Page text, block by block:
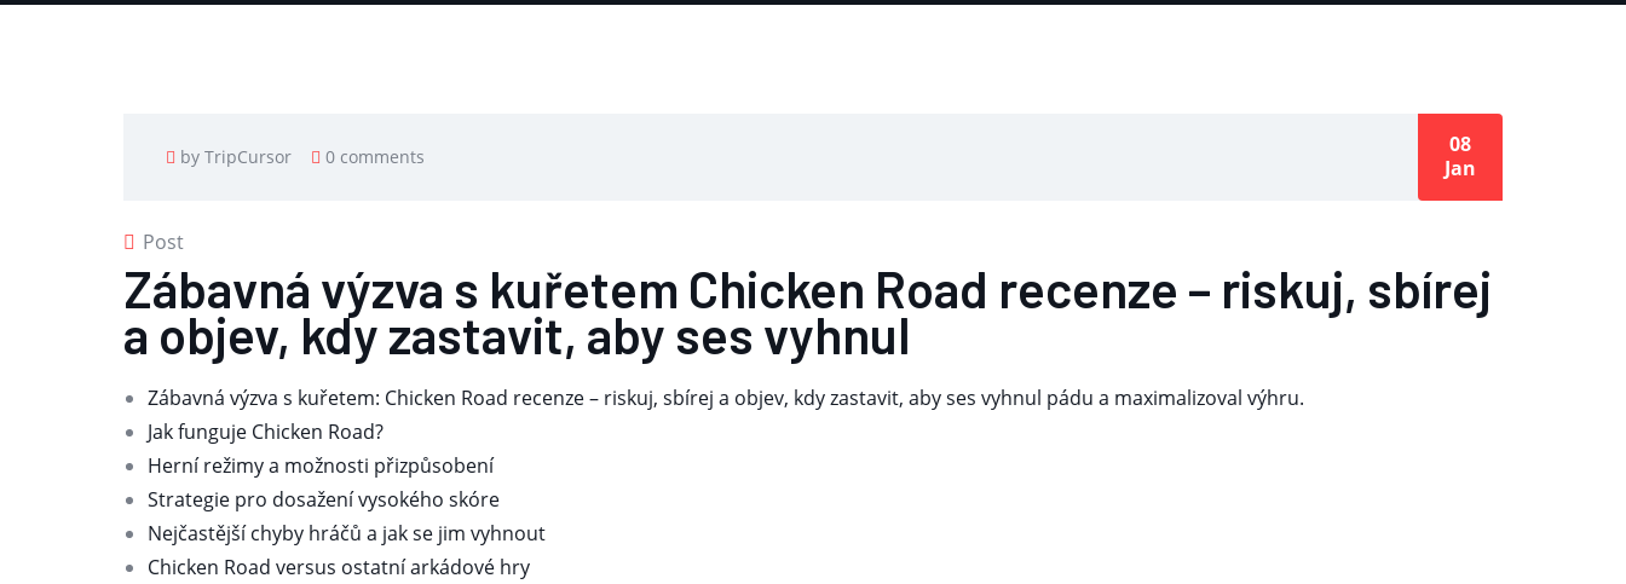
by TripCursor 0 comments
08
Jan
Post
Zábavná výzva s kuřetem Chicken Road recenze – riskuj, sbírej
a objev, kdy zastavit, aby ses vyhnul
Zábavná výzva s kuřetem: Chicken Road recenze – riskuj, sbírej a objev, kdy zastavit, aby ses vyhnul pádu a maximalizoval výhru.
Jak funguje Chicken Road?
Herní režimy a možnosti přizpůsobení
Strategie pro dosažení vysokého skóre
Nejčastější chyby hráčů a jak se jim vyhnout
Chicken Road versus ostatní arkádové hry